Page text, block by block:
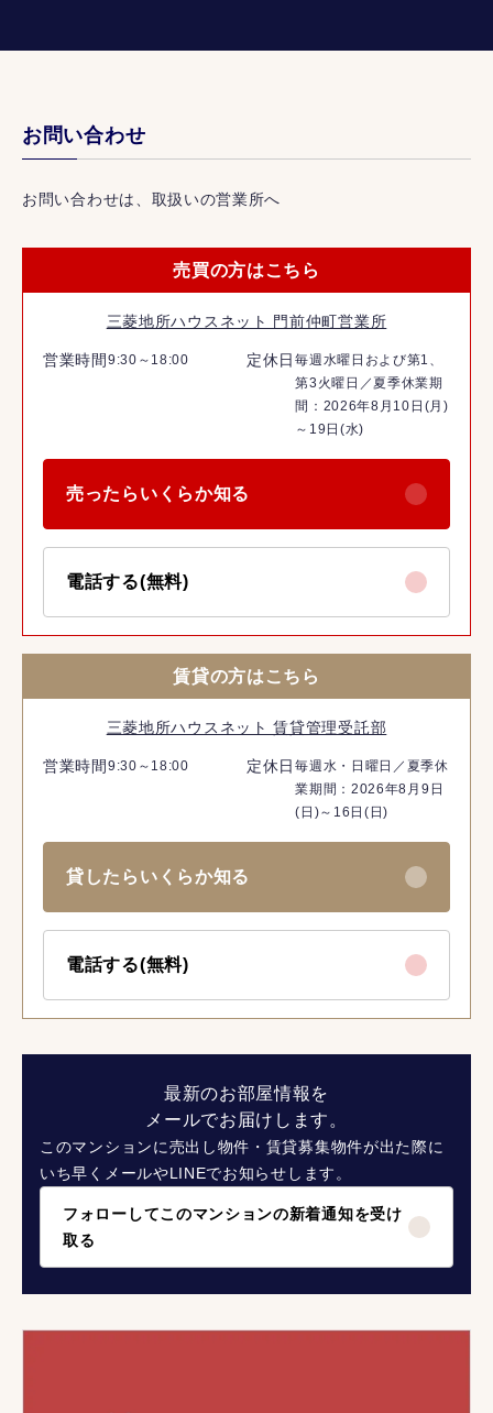
お問い合わせ
お問い合わせは、取扱いの営業所へ
売買の方はこちら
三菱地所ハウスネット 門前仲町営業所
営業時間 9:30～18:00 定休日毎週水曜日および第1、
第3火曜日／夏季休業期
間：2026年8月10日(月)
～19日(水)
売ったらいくらか知る
電話する(無料)
賃貸の方はこちら
三菱地所ハウスネット 賃貸管理受託部
営業時間 9:30～18:00 定休日毎週水・日曜日／夏季休
業期間：2026年8月9日
(日)～16日(日)
貸したらいくらか知る
電話する(無料)
最新のお部屋情報を
メールでお届けします。
このマンションに売出し物件・賃貸募集物件が出た際に
いち早くメールやLINEでお知らせします。
フォローしてこのマンションの新着通知を受け
取る